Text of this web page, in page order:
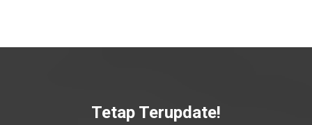
Tetap Terupdate!